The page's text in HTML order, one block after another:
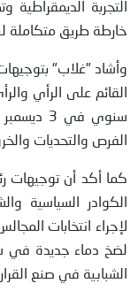
التجربة
خارطة طريق متكاملة
وأشاد "غلاب"
القائم على الرأي
سنوي في
الفرص والتحديات
كما أكد أن توجيهات
الكوادر السياسية
لإجراء انتخابات
لضخ دماء جديدة في
الشبابية في صنع